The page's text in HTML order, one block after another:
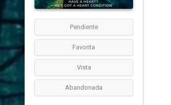
Pendiente
Favorita
Vista
Abandonada